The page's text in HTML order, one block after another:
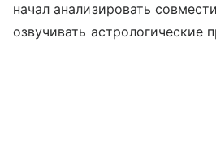
начал анализировать
озвучивать астрологические